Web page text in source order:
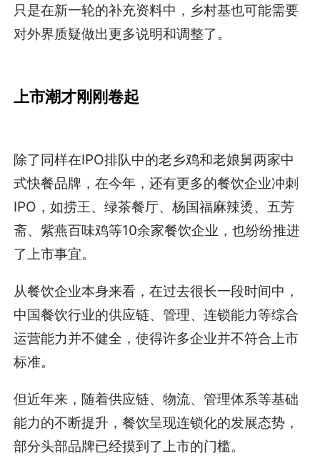
只是在新一轮的补充资料中，乡村基也可能需要
对外界质疑做出更多说明和调整了。
上市潮才刚刚卷起
除了同样在IPO排队中的老乡鸡和老娘舅两家中
式快餐品牌，在今年，还有更多的餐饮企业冲刺
IPO，如捞王、绿茶餐厅、杨国福麻辣烫、五芳
斋、紫燕百味鸡等10余家餐饮企业，也纷纷推进
了上市事宜。
从餐饮企业本身来看，在过去很长一段时间中，
中国餐饮行业的供应链、管理、连锁能力等综合
运营能力并不健全，使得许多企业并不符合上市
标准。
但近年来，随着供应链、物流、管理体系等基础
能力的不断提升，餐饮呈现连锁化的发展态势，
部分头部品牌已经摸到了上市的门槛。